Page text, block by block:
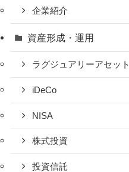
企業紹介
資産形成・運用
ラグジュアリーアセット
iDeCo
NISA
株式投資
投資信託